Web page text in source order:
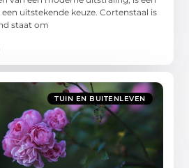
uitstekende keuze. Cortenstaal is
staat om
TUIN EN BUITENLEVEN